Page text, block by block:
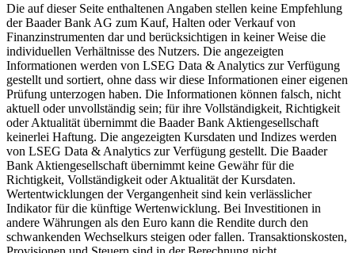
Die auf dieser Seite enthaltenen Angaben stellen keine Empfehlung
der Baader Bank AG zum Kauf, Halten oder Verkauf von
Finanzinstrumenten dar und berücksichtigen in keiner Weise die
individuellen Verhältnisse des Nutzers. Die angezeigten
Informationen werden von LSEG Data & Analytics zur Verfügung
gestellt und sortiert, ohne dass wir diese Informationen einer eigenen
Prüfung unterzogen haben. Die Informationen können falsch, nicht
aktuell oder unvollständig sein; für ihre Vollständigkeit, Richtigkeit
oder Aktualität übernimmt die Baader Bank Aktiengesellschaft
keinerlei Haftung. Die angezeigten Kursdaten und Indizes werden
von LSEG Data & Analytics zur Verfügung gestellt. Die Baader
Bank Aktiengesellschaft übernimmt keine Gewähr für die
Richtigkeit, Vollständigkeit oder Aktualität der Kursdaten.
Wertentwicklungen der Vergangenheit sind kein verlässlicher
Indikator für die künftige Wertenwicklung. Bei Investitionen in
andere Währungen als den Euro kann die Rendite durch den
schwankenden Wechselkurs steigen oder fallen. Transaktionskosten,